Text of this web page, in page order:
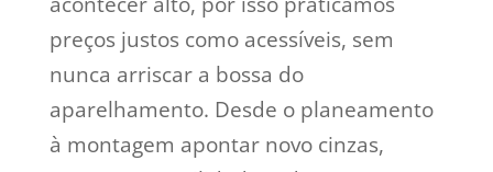
preços justos como acessíveis, sem
nunca arriscar a bossa do
aparelhamento. Desde o planeamento
à montagem apontar novo cinzas,